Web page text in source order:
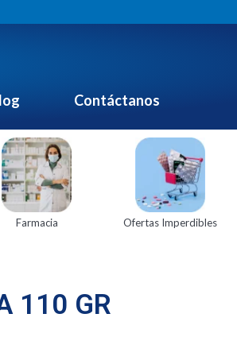
Contáctanos
Farmacia Ofertas Imperdibles
110 GR